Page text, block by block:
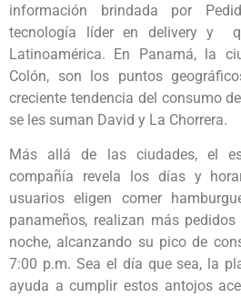
información brindada por
tecnología líder en delivery y
Latinoamérica. En Panamá, la
Colón, son los puntos
creciente tendencia del consumo
se les suman David y La Chorrera.
Más allá de las ciudades, el
compañía revela los días y
usuarios eligen comer
panameños, realizan más
noche, alcanzando su pico de
7:00 p.m. Sea el día que sea, la
ayuda a cumplir estos antojos